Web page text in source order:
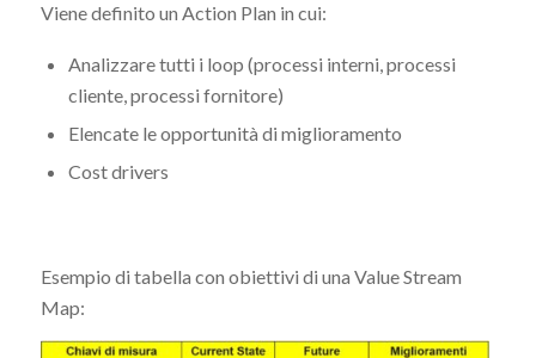
Viene definito un Action Plan in cui:
Analizzare tutti i loop (processi interni, processi
cliente, processi fornitore)
Elencate le opportunità di miglioramento
Cost drivers
Esempio di tabella con obiettivi di una Value Stream
Map: